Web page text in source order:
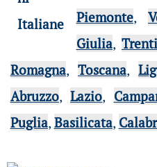
Piemonte,
Giulia,
Romagna, Toscana,
Abruzzo,Lazio,
Puglia, Basilicata,